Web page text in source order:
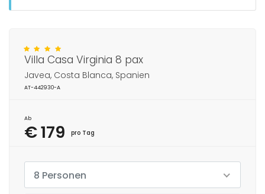
Villa Casa Virginia 8 pax
Javea, Costa Blanca, Spanien
AT-442930-A
Ab
€ 179 pro Tag
8 Personen